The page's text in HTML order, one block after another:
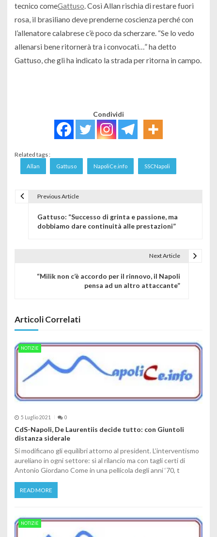
tecnico comeGattuso . Così Allan rischia di restare fuori
rosa, il brasiliano deve prenderne coscienza perché con
l’allenatore calabrese c’è poco da scherzare. “Se lo vedo
allenarsi bene ritornerà tra i convocati… ” ha detto
Gattuso, che gli ha indicato la strada per ritorna in campo.
Condividi
Related tags :
Allan Gattuso NapoliCe.info SSCNapoli
Previous Article
Gattuso: “Successo di grinta e passione, ma
dobbiamo dare continuità alle prestazioni”
Next Article
“Milik non c’è accordo per il rinnovo, il Napoli
pensa ad un altro attaccante”
Articoli Correlati
NOTIZIE
5 Luglio 2021 0
CdS-Napoli, De Laurentiis decide tutto: con Giuntoli
distanza siderale
Si modificano gli equilibri attorno al president. L’interventismo
aureliano in ogni settore: sì al rilancio ma con tagli certi di
Antonio Giordano Come in una pellicola degli anni ‘70, t
READ MORE
NOTIZIE